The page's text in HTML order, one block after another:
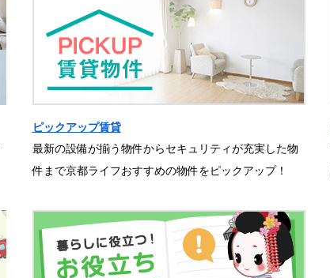
ピックアップ賃貸
最新の設備が揃う物件からセキュリティが充実した物
件まで京都ライフおすすめの物件をピックアップ！